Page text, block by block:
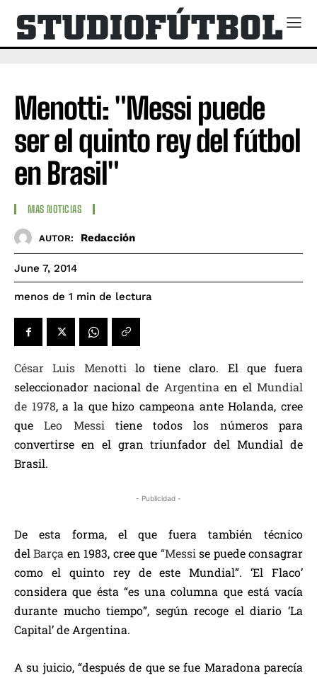
Menotti: "Messi puede
ser el quinto rey del fútbol
en Brasil"
MAS NOTICIAS
AUTOR: Redacción
June 7, 2014
menos de 1 min de lectura
César Luis Menotti lo tiene claro. El que fuera
seleccionador nacional de Argentina en el Mundial
de 1978, a la que hizo campeona ante Holanda, cree
queLeo Messi tiene todos los números para
convertirse en el gran triunfador del Mundial de
Brasil.
- Publicidad -
De esta forma, el que fuera también técnico
del Barça en 1983, cree que “Messi se puede consagrar
como el quinto rey de este Mundial”. ‘El Flaco’
considera que ésta “es una columna que está vacía
durante mucho tiempo”, según recoge el diario ‘La
Capital’ de Argentina.
A su juicio, “después de que se fue Maradona parecía